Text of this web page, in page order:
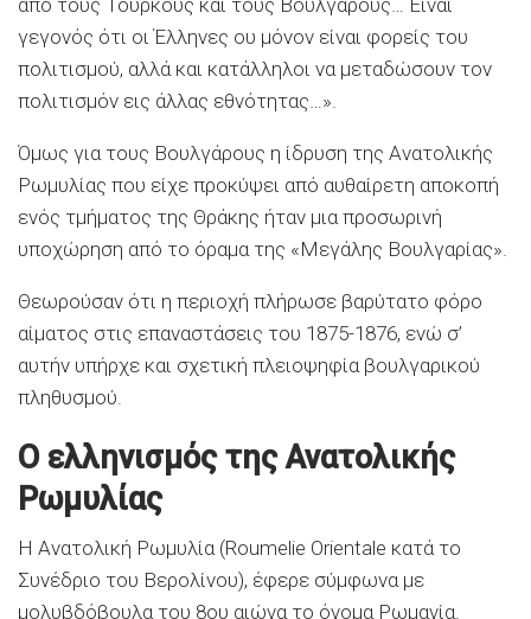
από τους Τούρκους και τους Βουλγάρους… Είναι
γεγονός ότι οι Έλληνες ου μόνον είναι φορείς του
πολιτισμού, αλλά και κατάλληλοι να μεταδώσουν τον
πολιτισμόν εις άλλας εθνότητας…».
Όμως για τους Βουλγάρους η ίδρυση της Ανατολικής
Ρωμυλίας που είχε προκύψει από αυθαίρετη αποκοπή
ενός τμήματος της Θράκης ήταν μια προσωρινή
υποχώρηση από το όραμα της «Μεγάλης Βουλγαρίας».
Θεωρούσαν ότι η περιοχή πλήρωσε βαρύτατο φόρο
αίματος στις επαναστάσεις του 1875-1876, ενώ σ’
αυτήν υπήρχε και σχετική πλειοψηφία βουλγαρικού
πληθυσμού.
Ο ελληνισμός της Ανατολικής
Ρωμυλίας
Η Ανατολική Ρωμυλία (Roumelie Orientale κατά το
Συνέδριο του Βερολίνου), έφερε σύμφωνα με
μολυβδόβουλα του 8ου αιώνα το όνομα Ρωμανία.